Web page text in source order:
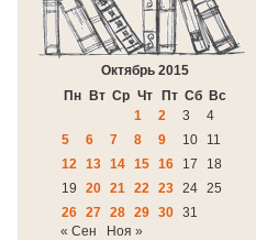
Октябрь 2015
Пн
Вт Ср Чт Пт Сб Вс
1
2 3
4
5
6 7 8 9 10
11
12 13 14 15 16 17
18
19
20 21 22 23 24 25
26 27 28 29 30 31
« Сен
Ноя »